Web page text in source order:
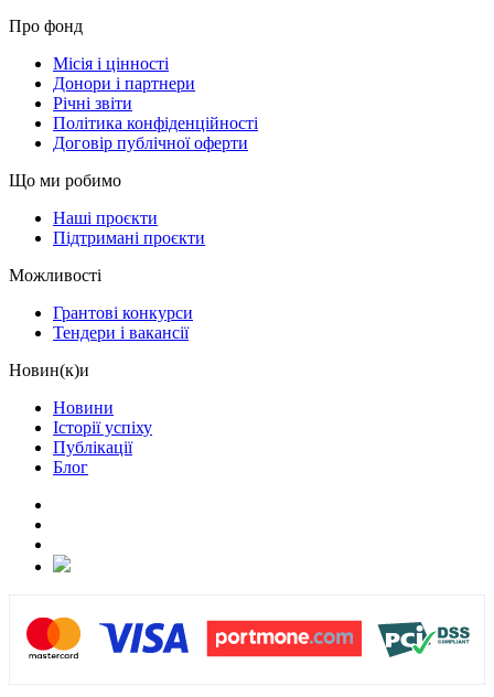
Про фонд
Місія і цінності
Донори і партнери
Річні звіти
Політика конфіденційності
Договір публічної оферти
Що ми робимо
Наші проєкти
Підтримані проєкти
Можливості
Грантові конкурси
Тендери і вакансії
Новин(к)и
Новини
Історії успіху
Публікації
Блог